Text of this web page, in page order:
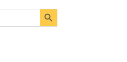
SEARCH BUTTON